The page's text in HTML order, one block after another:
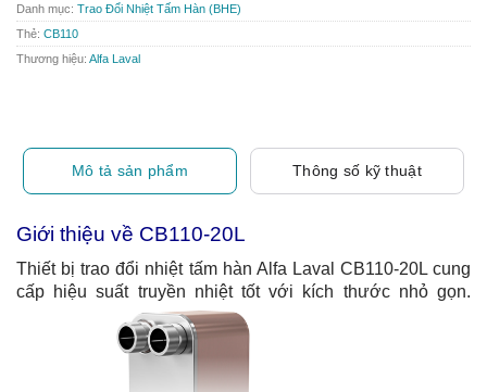
Danh mục: Trao Đổi Nhiệt Tấm Hàn (BHE)
Thẻ: CB110
Thương hiệu: Alfa Laval
Mô tả sản phẩm Thông số kỹ thuật
Giới thiệu về CB110-20L
Thiết bị trao đổi nhiệt tấm hàn Alfa Laval CB110-20L cung
cấp hiệu suất truyền nhiệt tốt với kích thước nhỏ gọn.